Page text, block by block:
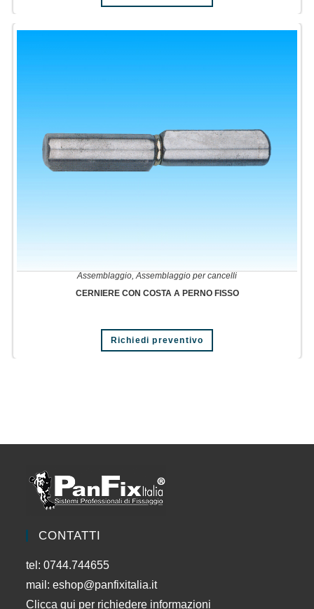
Assemblaggio Assemblaggio per cancelli
CERNIERE CON COSTA A PERNO FISSO
Richiedi preventivo
CONTATTI
tel: 0744.744655
mail:eshop@panfixitalia.it
Clicca qui per richiedere informazioni